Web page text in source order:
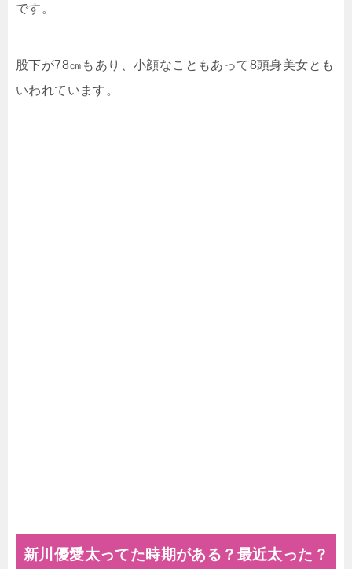
です。
股下が78㎝もあり、小顔なこともあって8頭身美女とも
いわれています。
新川優愛太ってた時期がある？最近太った？